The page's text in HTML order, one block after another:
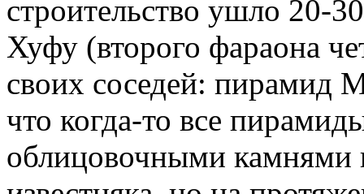
строительство ушло 20-
Хуфу (второго фараона
своих соседей: пирамид
что когда-то все
облицовочными камнями